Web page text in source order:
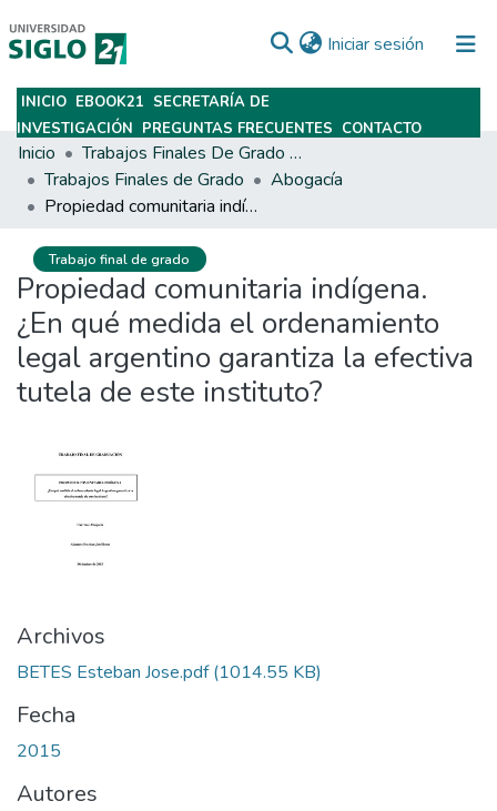
Iniciar sesión (current)
Subir
INICIO EBOOK21 SECRETARÍA DE
INVESTIGACIÓN PREGUNTAS FRECUENTES CONTACTO
Inicio
Trabajos Finales De Grado Y Posgrado
Trabajos Finales de Grado
Abogacía
Propiedad comunitaria indígena. ¿En qué medida el ordenamiento legal argentino garantiza la efectiva tutela de este instituto?
Trabajo final de grado
Propiedad comunitaria indígena.
¿En qué medida el ordenamiento
legal argentino garantiza la efectiva
tutela de este instituto?
Archivos
BETES Esteban Jose.pdf(1014.55 KB)
Fecha
2015
Autores